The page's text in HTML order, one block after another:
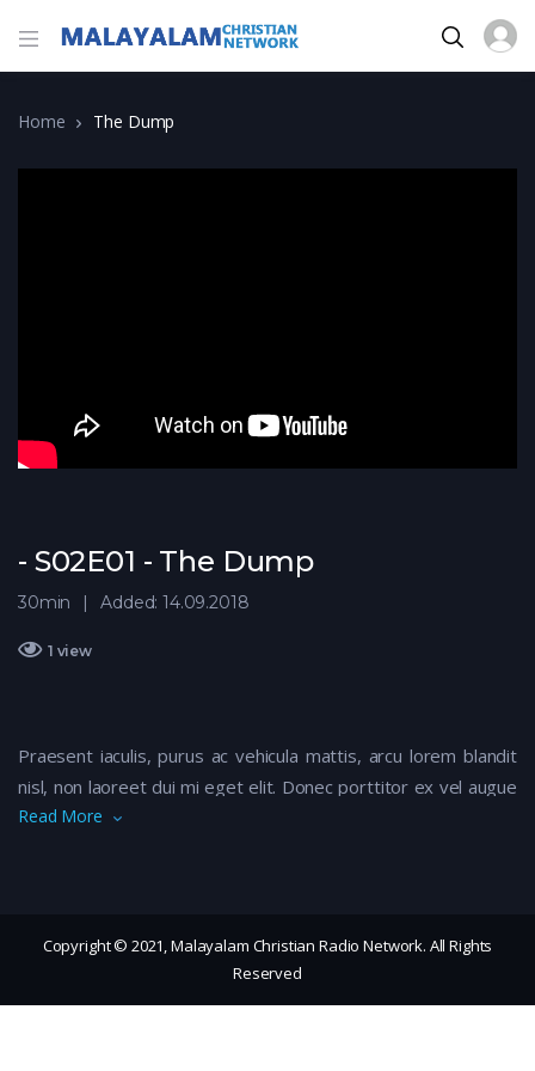
Home The Dump
- S02E01 - The Dump
30min Added: 14.09.2018
1 view
Praesent iaculis, purus ac vehicula mattis, arcu lorem blandit
nisl, non laoreet dui mi eget elit. Donec porttitor ex vel augue
maximus luctus. Vivamus finibus nibh eu nunc volutpat suscipit.
semper metus, ac efficitur nisi justo ut eros. Maecenas
suscipit turpis fermentum elementum scelerisque.
Sed leo elit, volutpat quis aliquet eu, elementum eget arcu.
Read More
Copyright © 2021, Malayalam Christian Radio Network. All Rights
Reserved